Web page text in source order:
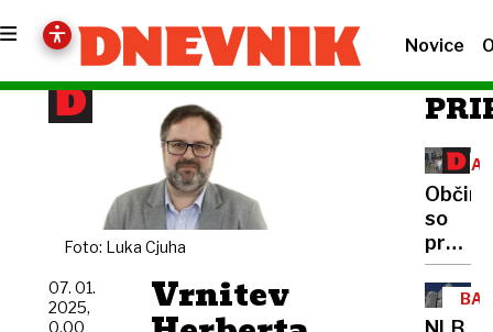
Novice
Foto: Luka Cjuha
Vrnitev
07. 01.
2025,
0.00
Občine
so
proti
psov